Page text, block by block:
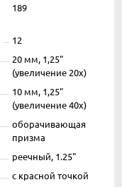
189
12
20 мм, 1,25"
(увеличение 20х)
10 мм, 1,25"
(увеличение 40х)
оборачивающая
призма
реечный, 1.25"
с красной точкой